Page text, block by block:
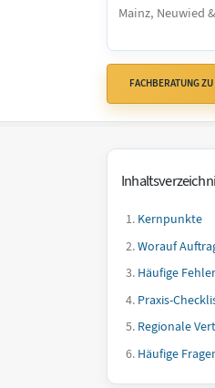
Mainz, Neuwied
FACHBERATUNG
Kernpunkte
Worauf
Häufige
Praxis-
Regionale
Häufige